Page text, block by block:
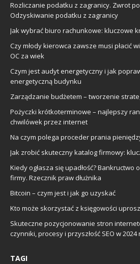
Rozliczanie podatku z zagranicy. Zwrot
Odzyskiwanie podatku z zagranicy
Jak wybrać biuro rachunkowe: kluczowe
Czy młody kierowca zawsze musi płacić
OC za wiek
Czym jest audyt energetyczny i jak
energetyczną budynku
Zarządzanie budżetem – tworzenie
Pożyczki krótkoterminowe – najlepszy
chwilówek przez internet
Na czym polega proceder prania
Jak zrobić skuteczny katalog firmowy:
Kiedy ogłasza się upadłość? Bankructwo
firmy. Rzecznik praw dłużnika
Bitcoin – czym jest i jak go uzyskać
Kto może skorzystać z księgowości
Skuteczne pozycjonowanie stron
czynniki, procesy i przyszłość SEO w 2024
TAGI